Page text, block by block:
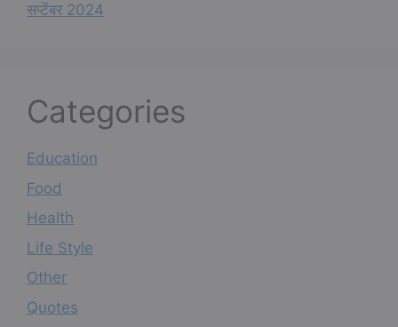
सप्टेंबर 2024
Categories
Education
Food
Health
Life Style
Other
Quotes